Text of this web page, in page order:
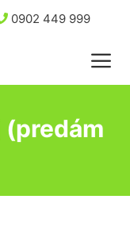
0902 449 999
(predám